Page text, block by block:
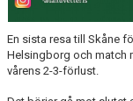
En sista resa till Skåne
Helsingborg och match
vårens 2-3-förlust.